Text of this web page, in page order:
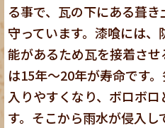
る事で、瓦の下にある葺
守っています。漆喰には
能があるため瓦を接着さ
は15年～20年が寿命です
入りやすくなり、ボロボ
す。そこから雨水が侵入